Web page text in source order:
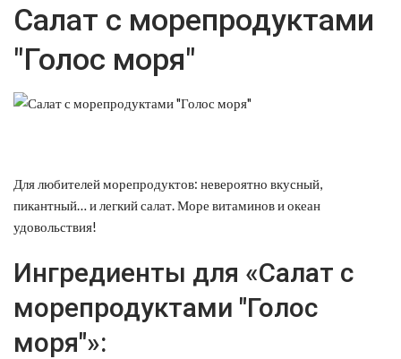
Салат с морепродуктами
"Голос моря"
Для любителей морепродуктов: невероятно вкусный,
пикантный… и легкий салат. Море витаминов и океан
удовольствия!
Ингредиенты для «Салат с
морепродуктами "Голос
моря"»: